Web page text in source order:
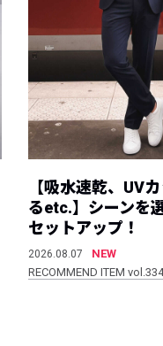
【吸水速乾、UV
るetc.】シーンを
セットアップ！
2026.08.07
NEW
RECOMMEND ITEM vol.334